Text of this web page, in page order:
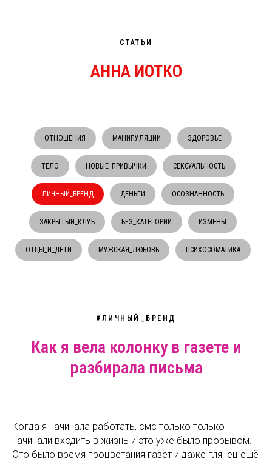
СТАТЬИ
АННА ИОТКО
ОТНОШЕНИЯ МАНИПУЛЯЦИИ ЗДОРОВЬЕ
ТЕЛО НОВЫЕ_ПРИВЫЧКИ СЕКСУАЛЬНОСТЬ
ЛИЧНЫЙ_БРЕНД ДЕНЬГИ ОСОЗНАННОСТЬ
ЗАКРЫТЫЙ_КЛУБ БЕЗ_КАТЕГОРИИ ИЗМЕНЫ
ОТЦЫ_И_ДЕТИ МУЖСКАЯ_ЛЮБОВЬ ПСИХОСОМАТИКА
#ЛИЧНЫЙ_БРЕНД
Как я вела колонку в газете и
разбирала письма
Когда я начинала работать, смс только только
начинали входить в жизнь и это уже было прорывом.
Это было время процветания газет и даже глянец ещё